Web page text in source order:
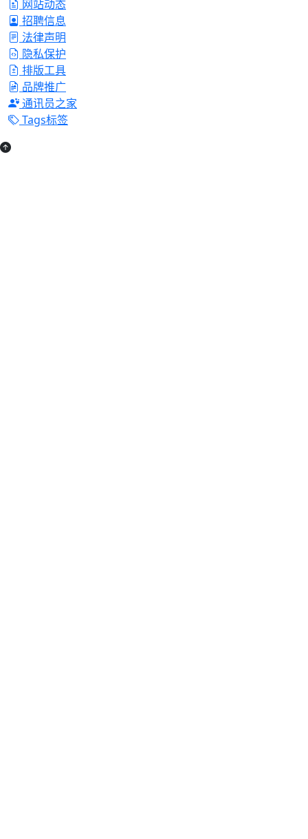
网站动态
招聘信息
法律声明
隐私保护
排版工具
品牌推广
通讯员之家
Tags标签